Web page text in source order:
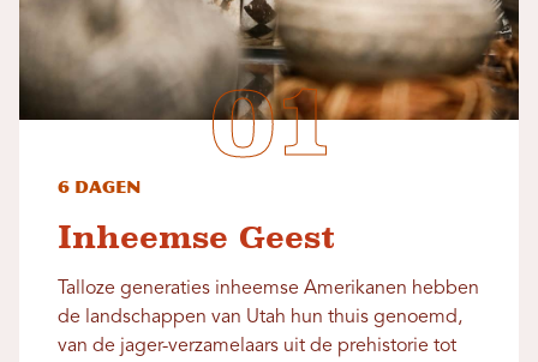
6 dagen
Inheemse Geest
Talloze generaties inheemse Amerikanen hebben
de landschappen van Utah hun thuis genoemd,
van de jager-verzamelaars uit de prehistorie tot